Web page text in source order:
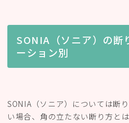
SONIA（ソニア）の
ーション別
SONIA（ソニア）については断
い場合、角の立たない断り方と